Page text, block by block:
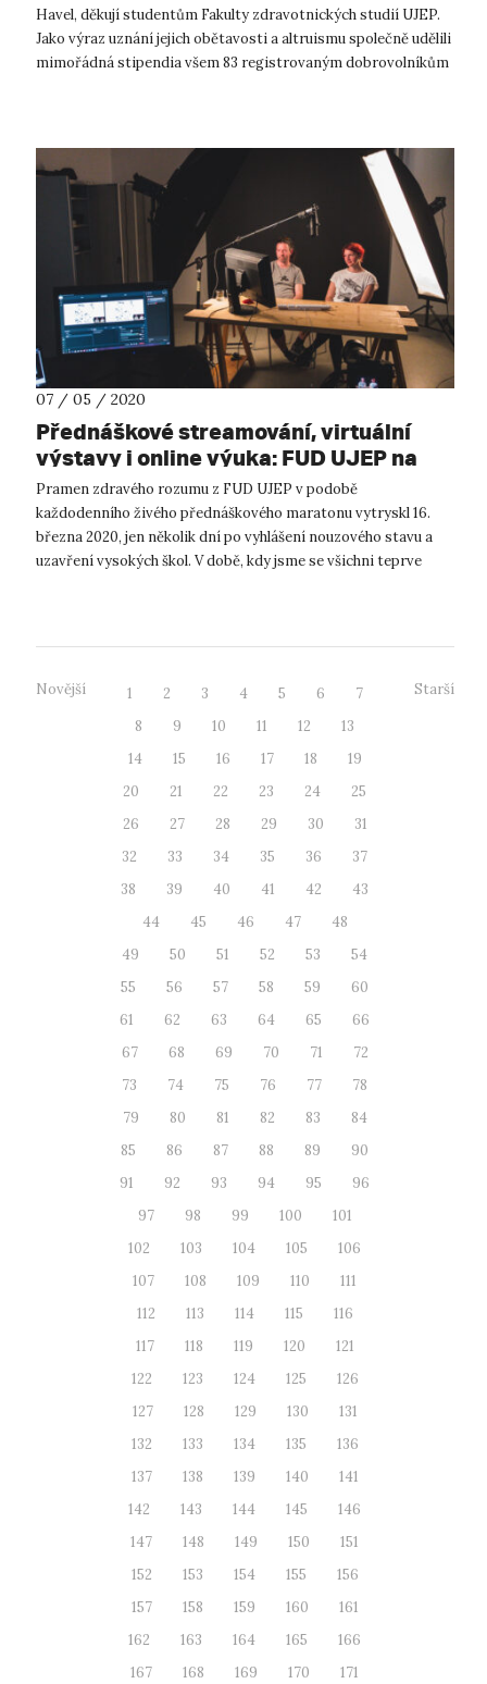
Havel, děkují studentům Fakulty zdravotnických studií UJEP.
Jako výraz uznání jejich obětavosti a altruismu společně udělili
mimořádná stipendia všem 83 registrovaným dobrovolníkům
07 / 05 / 2020
Přednáškové streamování, virtuální
výstavy i online výuka: FUD UJEP na
špici multimediální komunikace
Pramen zdravého rozumu z FUD UJEP v podobě
každodenního živého přednáškového maratonu vytryskl 16.
března 2020, jen několik dní po vyhlášení nouzového stavu a
uzavření vysokých škol. V době, kdy jsme se všichni teprve
Novější 1 2 3 4 5 6
7
8
9 10 11 12
13
14
15 16 17 18
19
20
21 22 23 24
25
26
27 28 29 30
31
32
33 34 35 36
37
38
39 40 41 42
43
44
45 46 47
48
49
50 51 52 53
54
55
56 57 58 59
60
61
62 63 64 65
66
67
68 69 70 71
72
73
74 75 76 77
78
79
80 81 82 83
84
85
86 87 88 89
90
91
92 93 94 95
96
97
98 99 100
101
102
103 104 105
106
107
108 109 110
111
112
113 114 115
116
117
118 119 120
121
122
123 124 125
126
127
128 129 130
131
132
133 134 135
136
137
138 139 140
141
142
143 144 145
146
147
148 149 150
151
152
153 154 155
156
157
158 159 160
161
162
163 164 165
166
167
168 169 170
171
Starší